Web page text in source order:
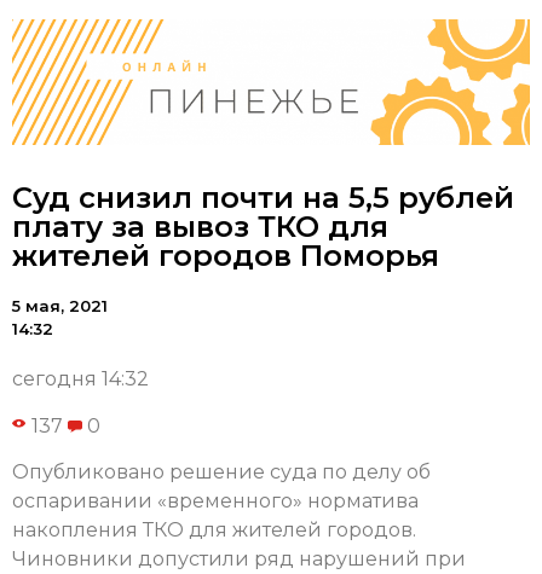
Суд снизил почти на 5,5 рублей
плату за вывоз ТКО для
жителей городов Поморья
5 мая, 2021
14:32
сегодня 14:32
137 0
Опубликовано решение суда по делу об
оспаривании «временного» норматива
накопления ТКО для жителей городов.
Чиновники допустили ряд нарушений при